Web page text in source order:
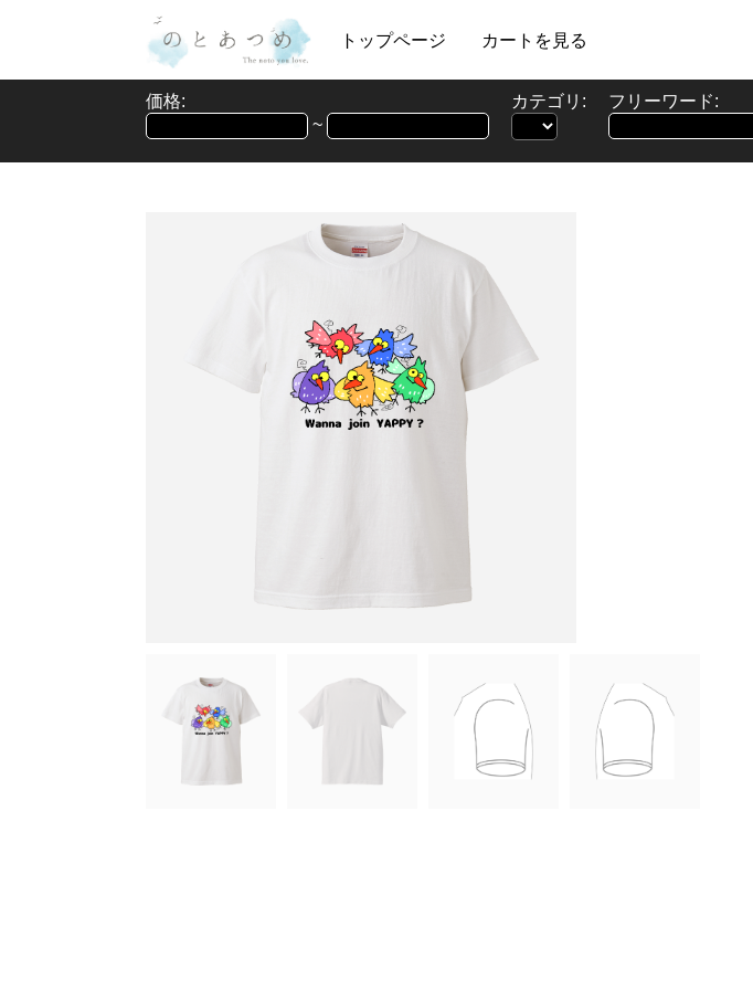
トップページ カートを見る
価格:
~
カテゴリ:
フリーワード: